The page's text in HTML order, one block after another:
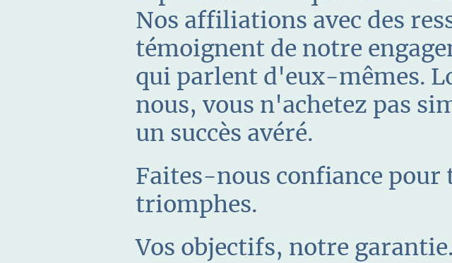
Nos affiliations avec des
témoignent de notre
qui parlent d'eux-mêmes.
nous, vous n'achetez pas
un succès avéré.
Faites-nous confiance
triomphes.
Vos objectifs, notre garantie.